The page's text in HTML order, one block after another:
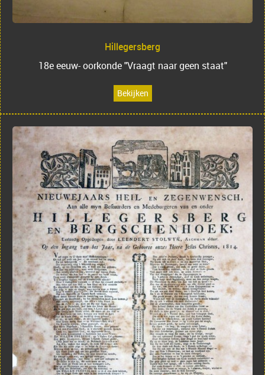
Hillegersberg
18e eeuw- oorkonde "Vraagt naar geen staat"
Bekijken